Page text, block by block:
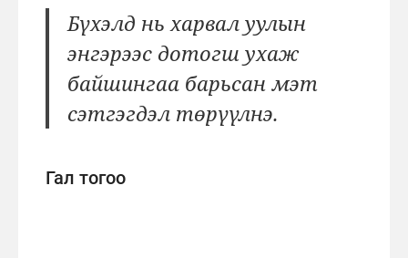
Бүхэлд нь харвал уулын
энгэрээс дотогш ухаж
байшингаа барьсан мэт
сэтгэгдэл төрүүлнэ.
Гал тогоо